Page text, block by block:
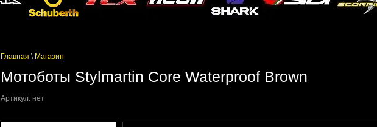
Главная \ Магазин
Мотоботы Stylmartin Core Waterproof Brown
Артикул: нет